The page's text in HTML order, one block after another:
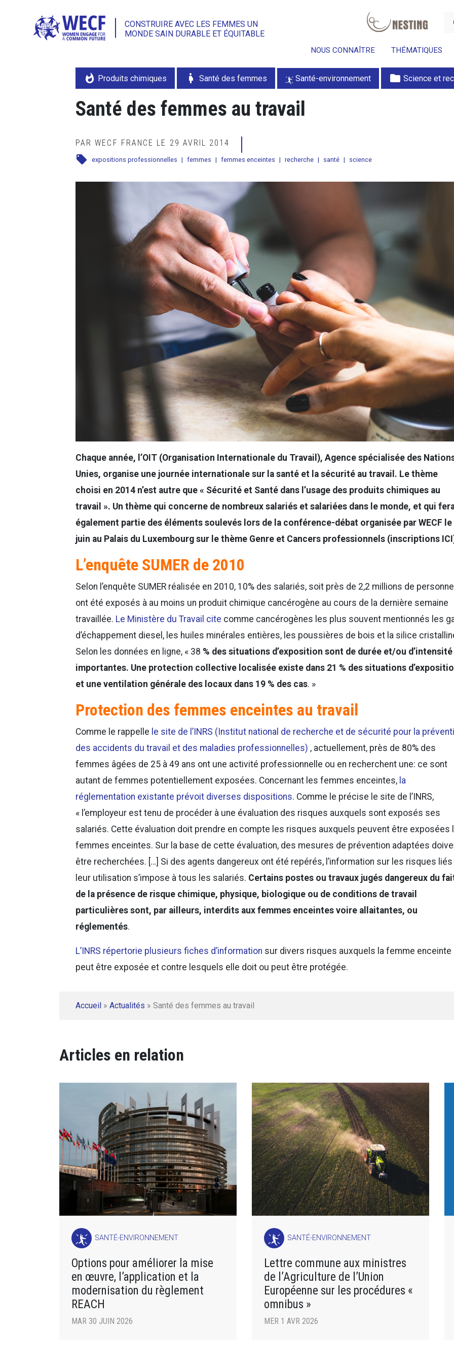
CONSTRUIRE AVEC LES FEMMES UN
MONDE SAIN DURABLE ET ÉQUITABLE
NOUS CONNAÎTRE THÉMATIQUES
whatshot Produits chimiques pregnant_woman Santé des femmes Santé-environnement folder Science et
Santé des femmes au travail
PAR WECF FRANCE LE 29 AVRIL 2014
local_offer expositions professionnelles | femmes | femmes enceintes | recherche | santé | science
Chaque année, l’OIT (Organisation Internationale du Travail), Agence spécialisée des
Unies, organise une journée internationale sur la santé et la sécurité au travail. Le thème
choisi en 2014 n’est autre que « Sécurité et Santé dans l’usage des produits chimiques au
travail ». Un thème qui concerne de nombreux salariés et salariées dans le monde, et qui
également partie des éléments soulevés lors de la conférence-débat organisée par WECF le
juin au Palais du Luxembourg sur le thème Genre et Cancers professionnels (inscriptions
L’enquête SUMER de 2010
Selon l’enquête SUMER réalisée en 2010, 10% des salariés, soit près de 2,2 millions de
ont été exposés à au moins un produit chimique cancérogène au cours de la dernière semaine
travaillée. Le Ministère du Travail cite comme cancérogènes les plus souvent mentionnés les
d’échappement diesel, les huiles minérales entières, les poussières de bois et la silice
Selon les données en ligne, « 38 % des situations d’exposition sont de durée et/ou d’intensité
importantes. Une protection collective localisée existe dans 21 % des situations
et une ventilation générale des locaux dans 19 % des cas. »
Protection des femmes enceintes au travail
Comme le rappelle le site de l’INRS (Institut national de recherche et de sécurité pour la
des accidents du travail et des maladies professionnelles) , actuellement, près de 80% des
femmes âgées de 25 à 49 ans ont une activité professionnelle ou en recherchent une: ce sont
autant de femmes potentiellement exposées. Concernant les femmes enceintes, la
réglementation existante prévoit diverses dispositions. Comme le précise le site de l’INRS,
« l’employeur est tenu de procéder à une évaluation des risques auxquels sont exposés ses
salariés. Cette évaluation doit prendre en compte les risques auxquels peuvent être exposées
femmes enceintes. Sur la base de cette évaluation, des mesures de prévention adaptées
être recherchées. […] Si des agents dangereux ont été repérés, l’information sur les risques liés
leur utilisation s’impose à tous les salariés. Certains postes ou travaux jugés dangereux du
de la présence de risque chimique, physique, biologique ou de conditions de travail
particulières sont, par ailleurs, interdits aux femmes enceintes voire allaitantes, ou
réglementés.
L’INRS répertorie plusieurs fiches d’information sur divers risques auxquels la femme enceinte
peut être exposée et contre lesquels elle doit ou peut être protégée.
Accueil » Actualités » Santé des femmes au travail
Articles en relation
SANTÉ-ENVIRONNEMENT
Options pour améliorer la mise
en œuvre, l’application et la
modernisation du règlement
REACH
MAR 30 JUIN 2026
SANTÉ-ENVIRONNEMENT
Lettre commune aux ministres
de l’Agriculture de l’Union
Européenne sur les procédures «
omnibus »
MER 1 AVR 2026